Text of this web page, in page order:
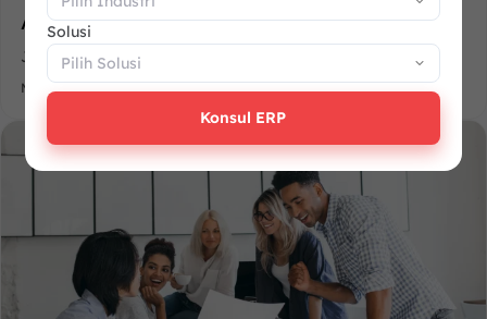
Aplikasi General Affair (GA): Definisi...
Jika perusahaan tidak memiliki aplikasi general affair...
Mei 7, 2026
Solusi
Konsul ERP